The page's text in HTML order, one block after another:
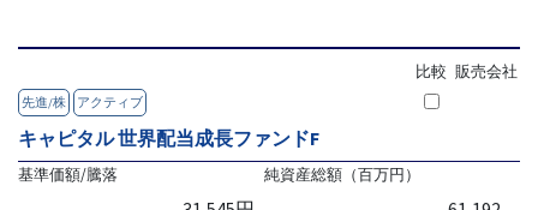
先進/株 アクティブ
比較 販売会社
キャピタル 世界配当成長ファンドF
基準価額/騰落 純資産総額（百万円）